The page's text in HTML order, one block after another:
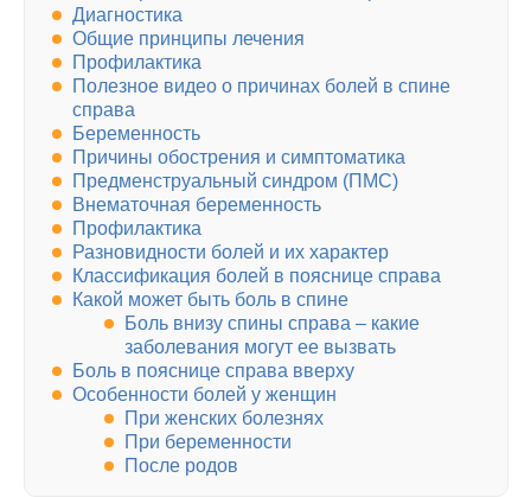
Диагностика
Общие принципы лечения
Профилактика
Полезное видео о причинах болей в спине
справа
Беременность
Причины обострения и симптоматика
Предменструальный синдром (ПМС)
Внематочная беременность
Профилактика
Разновидности болей и их характер
Классификация болей в пояснице справа
Какой может быть боль в спине
Боль внизу спины справа – какие
заболевания могут ее вызвать
Боль в пояснице справа вверху
Особенности болей у женщин
При женских болезнях
При беременности
После родов